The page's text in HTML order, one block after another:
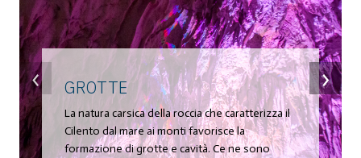
GROTTE
La natura carsica della roccia che caratterizza il
Cilento dal mare ai monti favorisce la
formazione di grotte e cavità. Ce ne sono
‹ ›